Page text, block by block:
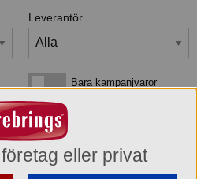
Leverantör
Bara kampanjvarorBara kampanjvaror
Bara lagervaror
rad
eller privat